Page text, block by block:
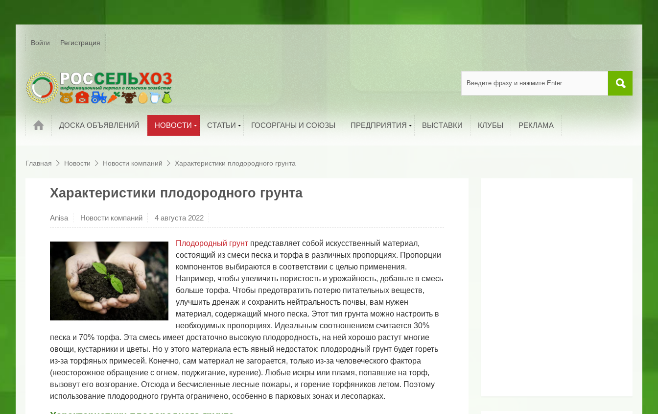
Войти Регистрация
Новости
ДОСКА ОБЪЯВЛЕНИЙ НОВОСТИ
Мировые новости
Новости компаний
Обзоры рынковСТАТЬИ
Грибоводство
Продукты питанияГОСОРГАНЫ И СОЮЗЫ ПРЕДПРИЯТИЯ
Добавить организациюВЫСТАВКИ КЛУБЫ РЕКЛАМА
Главная Новости Новости компаний Характеристики плодородного грунта
Характеристики плодородного грунта
Anisa Новости компаний 4 августа 2022
Плодородный грунтпредставляет собой искусственный материал,
состоящий из смеси песка и торфа в различных пропорциях. Пропорции
компонентов выбираются в соответствии с целью применения.
Например, чтобы увеличить пористость и урожайность, добавьте в смесь
больше торфа. Чтобы предотвратить потерю питательных веществ,
улучшить дренаж и сохранить нейтральность почвы, вам нужен
материал, содержащий много песка. Этот тип грунта можно настроить в
необходимых пропорциях. Идеальным соотношением считается 30%
песка и 70% торфа. Эта смесь имеет достаточно высокую плодородность, на ней хорошо растут многие
овощи, кустарники и цветы. Но у этого материала есть явный недостаток: плодородный грунт будет гореть
из-за торфяных примесей. Конечно, сам материал не загорается, только из-за человеческого фактора
(неосторожное обращение с огнем, поджигание, курение). Любые искры или пламя, попавшие на торф,
вызовут его возгорание. Отсюда и бесчисленные лесные пожары, и горение торфяников летом. Поэтому
использование плодородного грунта ограничено, особенно в парковых зонах и лесопарках.